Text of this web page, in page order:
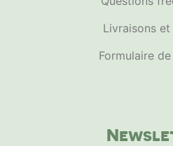
Livraisons
Formulaire